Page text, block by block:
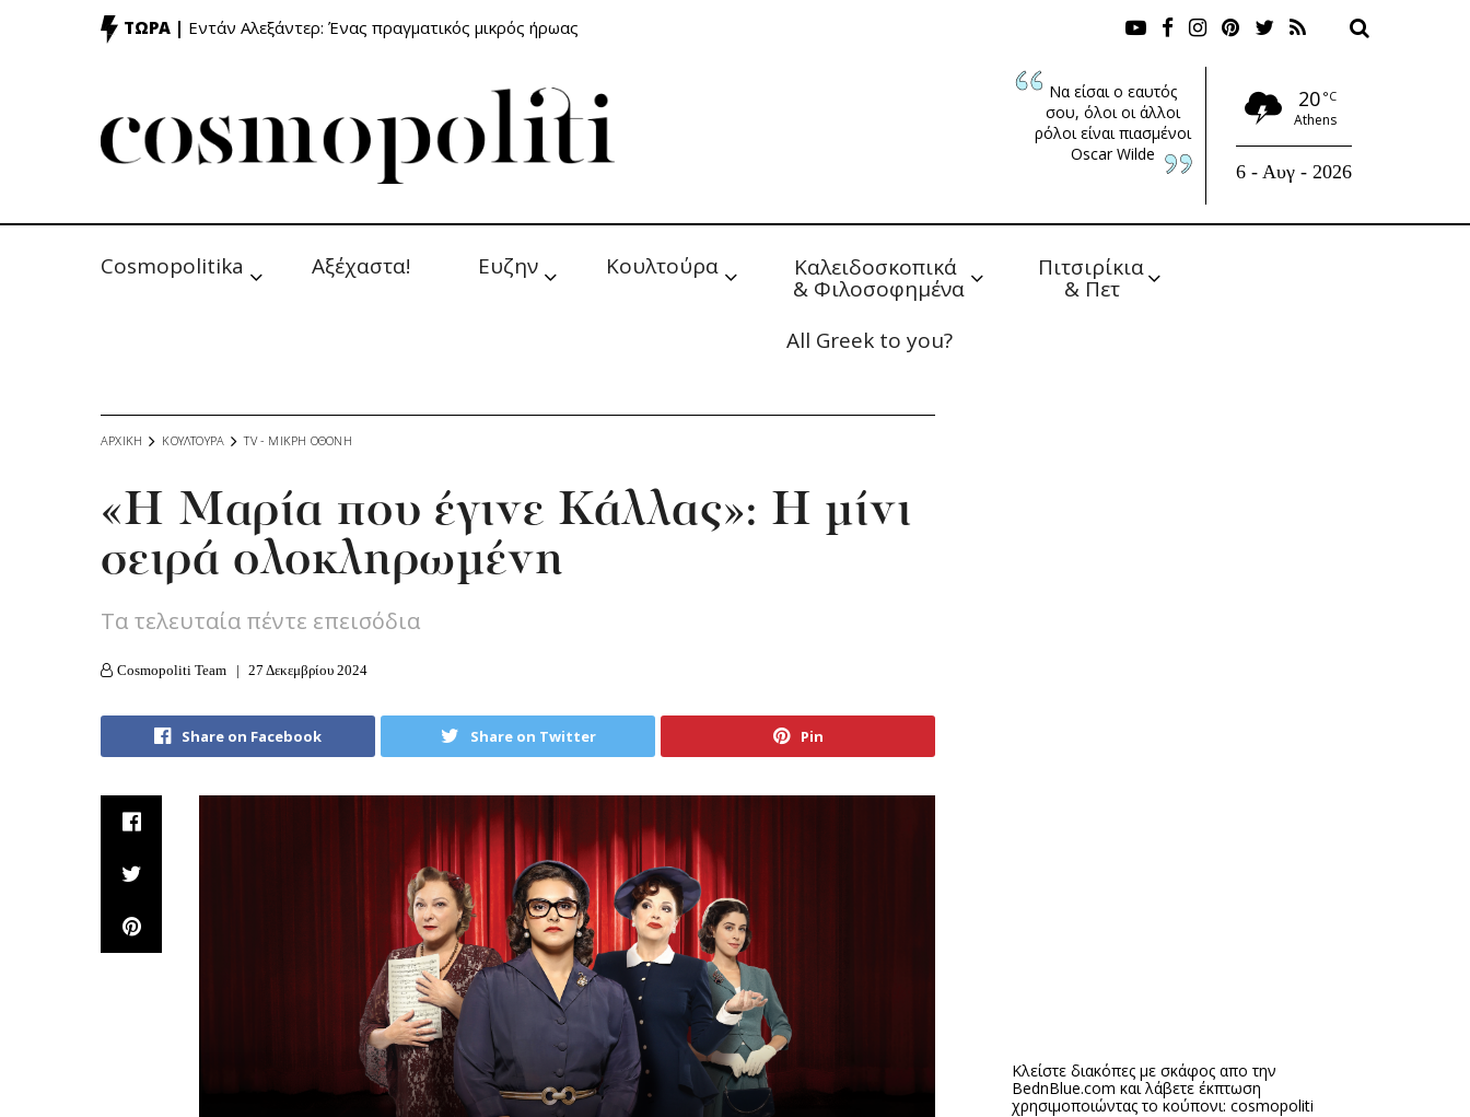
ΤΩΡΑ | Εντάν Αλεξάντερ: Ένας πραγματικός μικρός ήρωας
Να είσαι ο εαυτός
σου, όλοι οι άλλοι
ρόλοι είναι πιασμένοι
Oscar Wilde
20 °C
Athens
6 - Αυγ - 2026
Cosmopolitika Αξέχαστα! Ευζην Κουλτούρα Καλειδοσκοπικά
& Φιλοσοφημένα
Πιτσιρίκια
& Πετ
All Greek to you?
ΑΡΧΙΚΗ ΚΟΥΛΤΟΥΡΑ TV - MΙΚΡΗ ΟΘΟΝΗ
«Η Μαρία που έγινε Κάλλας»: Η μίνι
σειρά ολοκληρωμένη
Τα τελευταία πέντε επεισόδια
Cosmopoliti Team 27 Δεκεμβρίου 2024
Share on Facebook Share on Twitter Pin
Κλείστε διακόπες με σκάφος απο την
BednBlue.com και λάβετε έκπτωση
χρησιμοποιώντας το κούπονι: cosmopoliti